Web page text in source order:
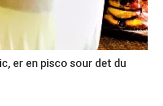
er en pisco sour det du